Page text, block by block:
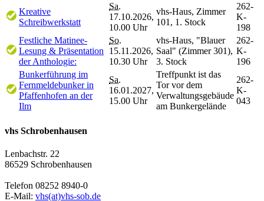
Kreative
Schreibwerkstatt
Sa.
17.10.2026,
10.00 Uhr
vhs-Haus, Zimmer
101, 1. Stock
262-
K-
198
Festliche Matinee-
Lesung & Präsentation
der Anthologie:
So.
15.11.2026,
10.30 Uhr
vhs-Haus, "Blauer
Saal" (Zimmer 301),
3. Stock
262-
K-
196
Bunkerführung im
Fernmeldebunker in
Pfaffenhofen an der
Ilm
Sa.
16.01.2027,
15.00 Uhr
Treffpunkt ist das
Tor vor dem
Verwaltungsgebäude
am Bunkergelände
262-
K-
043
vhs Schrobenhausen
Lenbachstr. 22
86529 Schrobenhausen
Telefon 08252 8940-0
E-Mail: vhs(at)vhs-sob.de